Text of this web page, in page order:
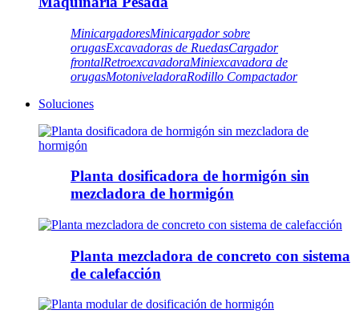
MinicargadoresMinicargador sobre
orugasExcavadoras de RuedasCargador
frontalRetroexcavadoraMiniexcavadora de
orugasMotoniveladoraRodillo Compactador
Soluciones
Planta dosificadora de hormigón sin
mezcladora de hormigón
Planta mezcladora de concreto con sistema
de calefacción